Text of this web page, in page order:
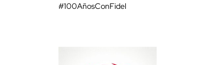
#100AñosConFidel